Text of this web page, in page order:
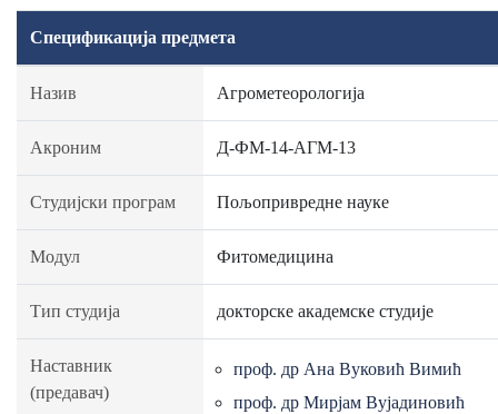
Спецификација предмета
Назив Агрометеорологија
Акроним Д-ФМ-14-АГМ-13
Студијски програм Пољопривредне науке
Модул Фитомедицина
Тип студија докторске академске студије
Наставник
(предавач)
проф. др Ана Вуковић Вимић
проф. др Мирјам Вујадиновић